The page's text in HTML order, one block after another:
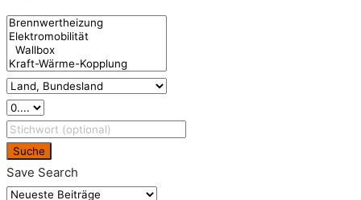
Suche
Save Search